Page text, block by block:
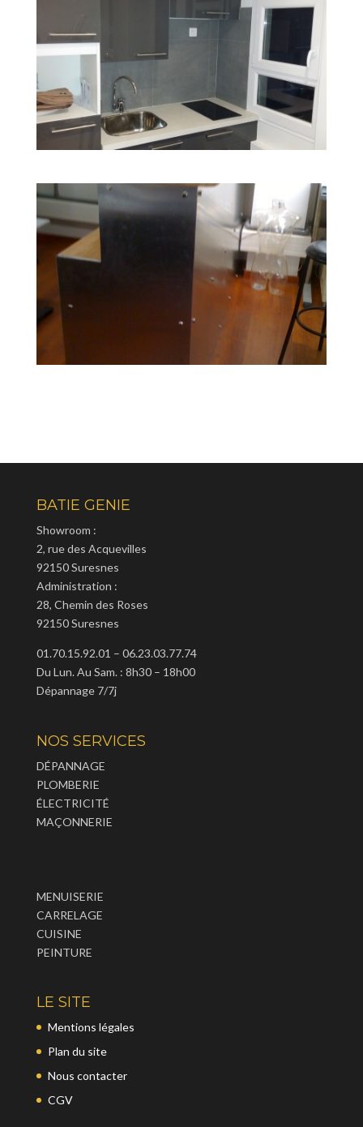
BATIE GENIE
Showroom :
2, rue des Acquevilles
92150 Suresnes
Administration :
28, Chemin des Roses
92150 Suresnes
01.70.15.92.01 – 06.23.03.77.74
Du Lun. Au Sam. : 8h30 – 18h00
Dépannage 7/7j
NOS SERVICES
DÉPANNAGE
PLOMBERIE
ÉLECTRICITÉ
MAÇONNERIE
MENUISERIE
CARRELAGE
CUISINE
PEINTURE
LE SITE
Mentions légales
Plan du site
Nous contacter
CGV